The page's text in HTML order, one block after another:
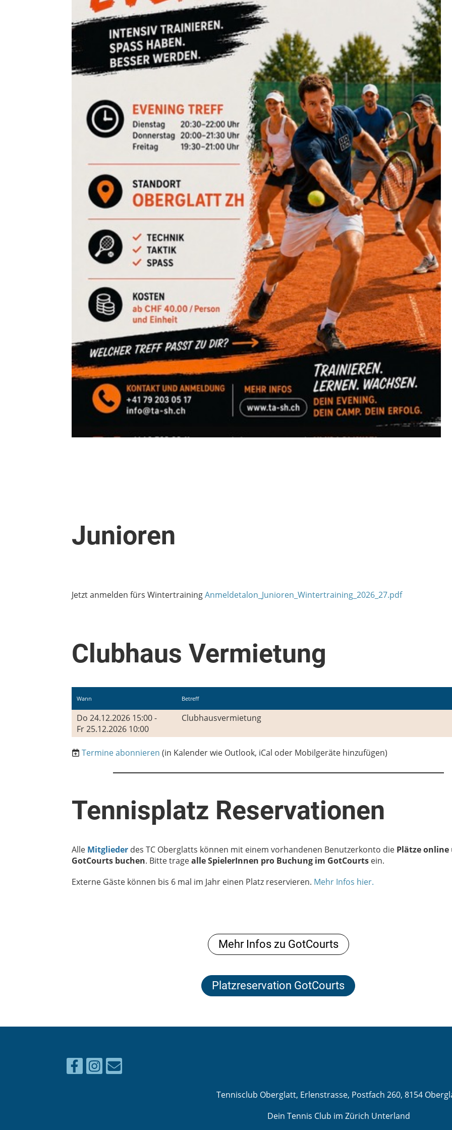
Junioren
Jetzt anmelden fürs WintertrainingAnmeldetalon_Junioren_Wintertraining_2026_27.pdf
Clubhaus Vermietung
Wann Betreff
Do 24.12.2026 15:00 -
Fr 25.12.2026 10:00
Clubhausvermietung
Termine abonnieren (in Kalender wie Outlook, iCal oder Mobilgeräte hinzufügen)
Tennisplatz Reservationen
Alle Mitglieder des TC Oberglatts können mit einem vorhandenen Benutzerkonto die Plätze online
GotCourts buchen. Bitte tragealle SpielerInnen pro Buchung im GotCourts ein.
Externe Gäste können bis 6 mal im Jahr einen Platz reservieren. Mehr Infos hier.
Mehr Infos zu GotCourts
Platzreservation GotCourts
Tennisclub Oberglatt, Erlenstrasse, Postfach 260, 8154
Dein Tennis Club im Zürich Unterland